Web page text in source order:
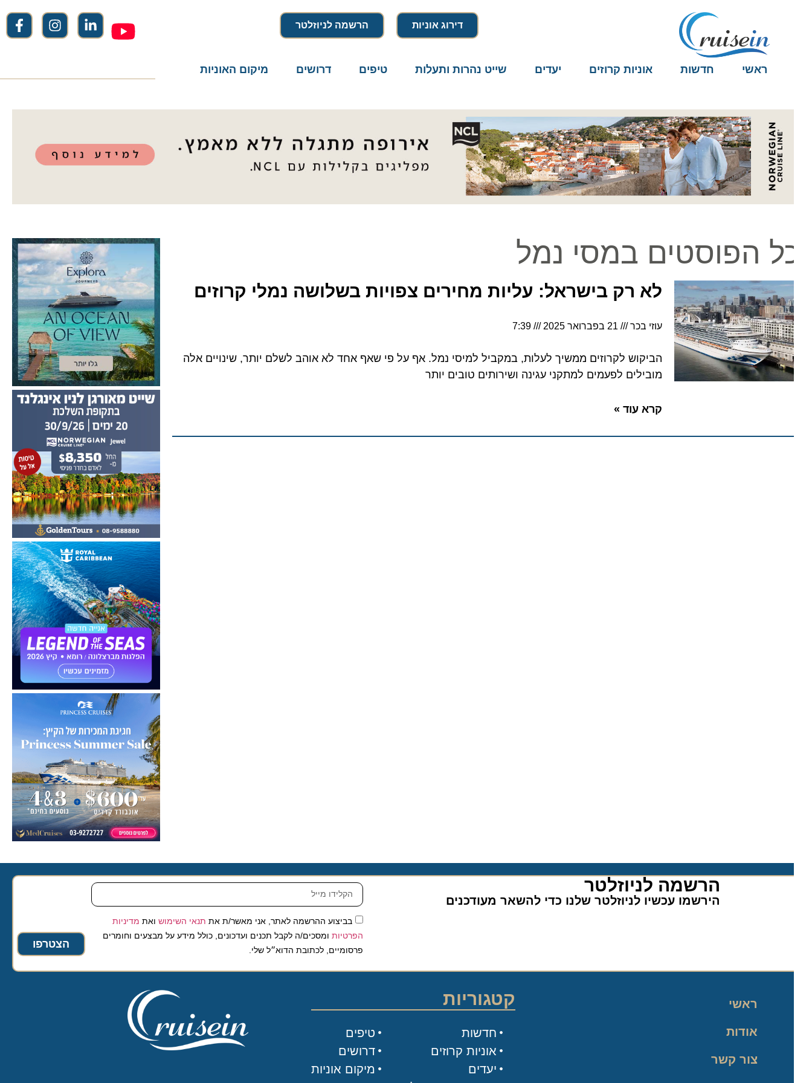
הרשמה לניוזלטר דירוג אוניות
ראשי חדשות אוניות קרוזים יעדים שייט נהרות ותעלות טיפים דרושים מיקום האוניות
הפוסטים במסי נמל
לא רק בישראל: עליות מחירים צפויות בשלושה נמלי קרוזים
עוזי בכר 21 בפברואר 2025 7:39
הביקוש לקרוזים ממשיך לעלות, במקביל למיסי נמל. אף על פי שאף אחד לא אוהב לשלם יותר, שינויים אלה
מובילים לפעמים למתקני עגינה ושירותים טובים יותר
קרא עוד »
הרשמה לניוזלטר​
הירשמו עכשיו לניוזלטר שלנו כדי להשאר מעודכנים
בביצוע ההרשמה לאתר, אני מאשר/ת אתתנאי השימושואת מדיניות
הפרטיותומסכים/ה לקבל תכנים ועדכונים, כולל מידע על מבצעים וחומרים
פרסומיים, לכתובת הדוא״ל שלי.
הצטרפו
קטגוריות
טיפים
דרושים
מיקום אוניות
חדשות
אוניות קרוזים
יעדים
ראשי
אודות
צור קשר